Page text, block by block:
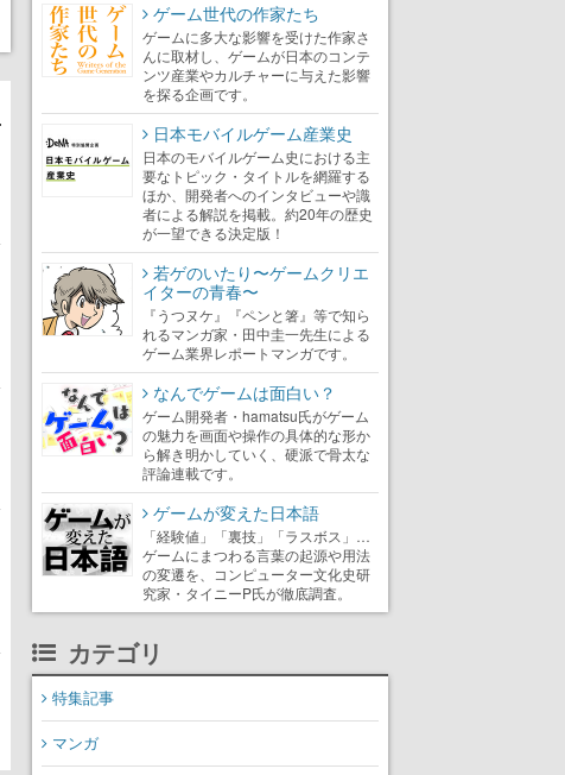
ゲーム世代の作家たち
ゲームに多大な影響を受けた作家さ
んに取材し、ゲームが日本のコンテ
ンツ産業やカルチャーに与えた影響
を探る企画です。
日本モバイルゲーム産業史
日本のモバイルゲーム史における主
要なトピック・タイトルを網羅する
ほか、開発者へのインタビューや識
者による解説を掲載。約20年の歴史
が一望できる決定版！
若ゲのいたり〜ゲームクリエ
イターの青春〜
『うつヌケ』『ペンと箸』等で知ら
れるマンガ家・田中圭一先生による
ゲーム業界レポートマンガです。
なんでゲームは面白い？
ゲーム開発者・hamatsu氏がゲーム
の魅力を画面や操作の具体的な形か
ら解き明かしていく、硬派で骨太な
評論連載です。
ゲームが変えた日本語
「経験値」「裏技」「ラスボス」…
ゲームにまつわる言葉の起源や用法
の変遷を、コンピューター文化史研
究家・タイニーP氏が徹底調査。
カテゴリ
特集記事
マンガ